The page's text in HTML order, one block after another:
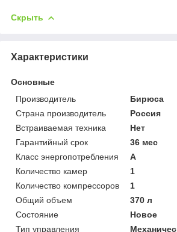
Скрыть
Характеристики
Основные
Производитель
Бирюса
Страна производитель
Россия
Встраиваемая техника
Нет
Гарантийный срок
36 мес
Класс энергопотребления
A
Количество камер
1
Количество компрессоров
1
Общий объем
370 л
Состояние
Новое
Тип управления